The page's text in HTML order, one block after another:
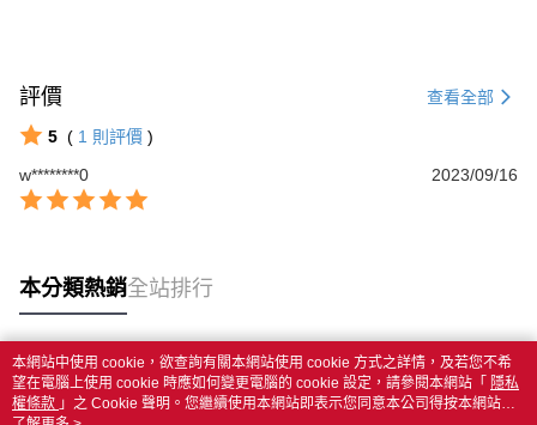
評價 查看全部
5 ( 1 則評價 )
w********0
2023/09/16
本分類熱銷全站排行
熱門標籤
本網站中使用 cookie，欲查詢有關本網站使用 cookie 方式之詳情，及若您不希
望在電腦上使用 cookie 時應如何變更電腦的 cookie 設定，請參閱本網站「 隱私
權條款 」之 Cookie 聲明。您繼續使用本網站即表示您同意本公司得按本網站使